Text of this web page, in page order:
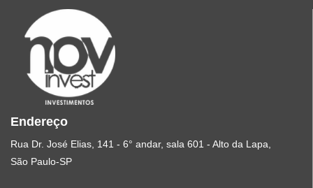
Endereço
Rua Dr. José Elias, 141 - 6° andar, sala 601 - Alto da Lapa,
São Paulo-SP